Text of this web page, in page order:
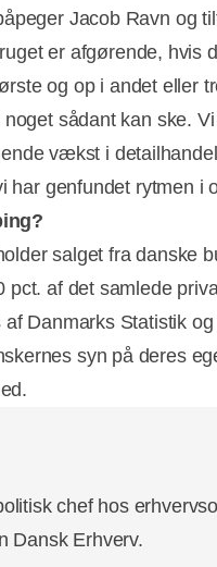
Jacob Ravn og
er afgørende, hvis
og op i andet eller
sådant kan ske.
vækst i
har genfundet rytmen i
salget fra danske
pct. af det samlede
Danmarks Statistik
syn på deres
chef hos
Dansk Erhverv.